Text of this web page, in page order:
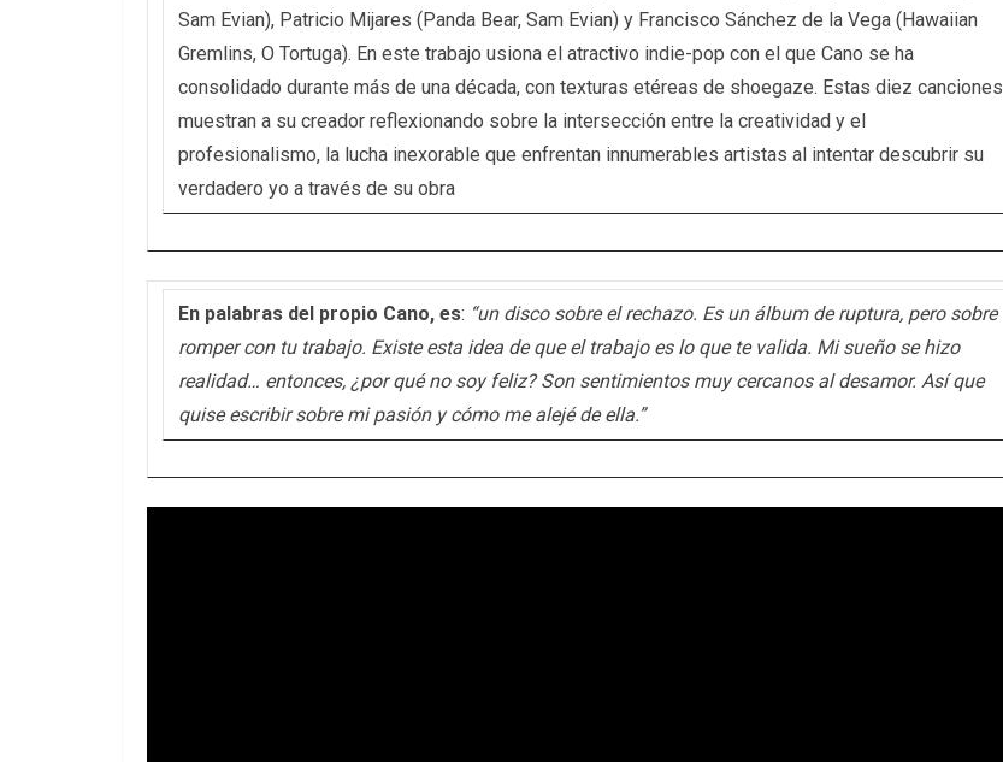
Sam Evian), Patricio Mijares (Panda Bear, Sam Evian) y Francisco Sánchez de la Vega (Hawaiian
Gremlins, O Tortuga). En este trabajo usiona el atractivo indie-pop con el que Cano se ha
consolidado durante más de una década, con texturas etéreas de shoegaze. Estas diez canciones
muestran a su creador reflexionando sobre la intersección entre la creatividad y el
profesionalismo, la lucha inexorable que enfrentan innumerables artistas al intentar descubrir su
verdadero yo a través de su obra
En palabras del propio Cano, es: “un disco sobre el rechazo. Es un álbum de ruptura, pero sobre
romper con tu trabajo. Existe esta idea de que el trabajo es lo que te valida. Mi sueño se hizo
realidad… entonces, ¿por qué no soy feliz? Son sentimientos muy cercanos al desamor. Así que
quise escribir sobre mi pasión y cómo me alejé de ella.”